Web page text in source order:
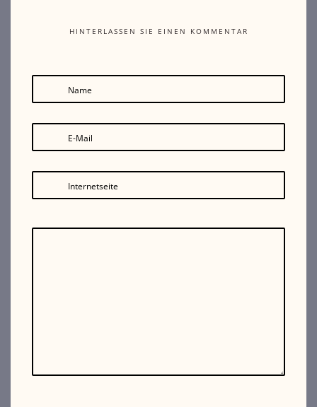
HINTERLASSEN SIE EINEN KOMMENTAR
Name
E-Mail
Internetseite